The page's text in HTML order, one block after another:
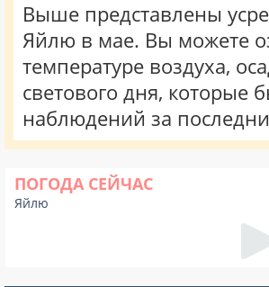
Выше представлены
Яйлю в мае. Вы можете
температуре воздуха,
светового дня, которые
наблюдений за
ПОГОДА СЕЙЧАС
Яйлю